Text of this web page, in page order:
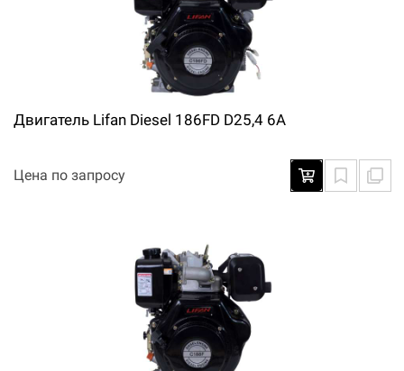
Двигатель Lifan Diesel 186FD D25,4 6A
Цена по запросу